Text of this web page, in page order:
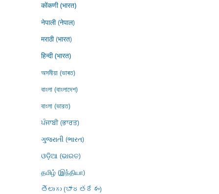
कोंकणी (भारत)
नेपाली (नेपाल)
मराठी (भारत)
हिन्दी (भारत)
অসমীয়া (ভাৰত)
বাংলা (বাংলাদেশ)
বাংলা (ভারত)
ਪੰਜਾਬੀ (ਭਾਰਤ)
ગુજરાતી (ભારત)
ଓଡ଼ିଆ (ଭାରତ)
தமிழ் (இந்தியா)
తెలుగు (భారతదేశం)